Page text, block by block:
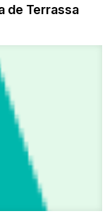
de Terrassa